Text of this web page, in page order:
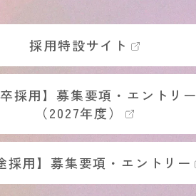
採用特設サイト
卒採用】募集要項・エントリー
（2027年度）
採用】募集要項・エントリー